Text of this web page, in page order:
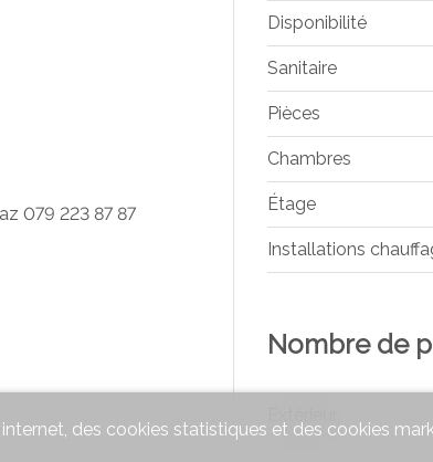
079 223 87 87
Disponibilité
Sanitaire
Pièces
Chambres
Étage
Installations
Nombre de
des cookies statistiques et des cookies